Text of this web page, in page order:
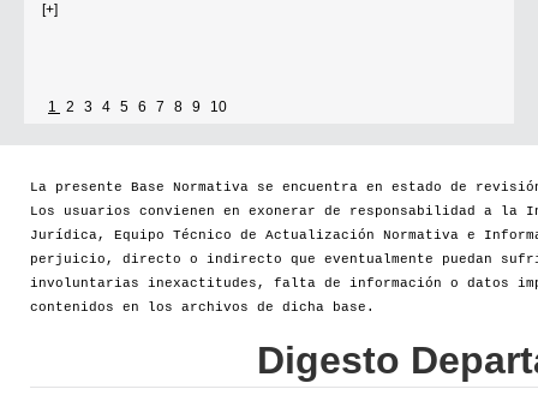
[+]
1 2 3 4 5 6 7 8 9 10
La presente Base Normativa se encuentra en estado de
Los usuarios convienen en exonerar de responsabilidad a la
Jurídica, Equipo Técnico de Actualización Normativa e
perjuicio, directo o indirecto que eventualmente puedan
involuntarias inexactitudes, falta de información o datos
contenidos en los archivos de dicha base.
Digesto